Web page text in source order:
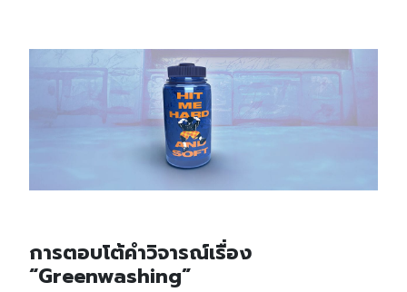
การตอบโต้คำวิจารณ์เรื่อง
“Greenwashing”